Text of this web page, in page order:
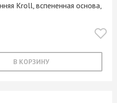
Kroll, вспененная основа,
В КОРЗИНУ